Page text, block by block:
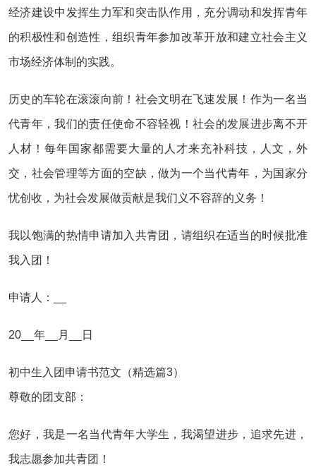
经济建设中发挥生力军和突击队作用，充分调动和发挥青年
的积极性和创造性，组织青年参加改革开放和建立社会主义
市场经济体制的实践。
历史的车轮在滚滚向前！社会文明在飞速发展！作为一名当
代青年，我们的责任使命不容轻视！社会的发展进步离不开
人材！每年国家都需要大量的人才来充补科技，人文，外
交，社会管理等方面的空缺，做为一个当代青年，为国家分
忧创收，为社会发展做贡献是我们义不容辞的义务！
我以饱满的热情申请加入共青团，请组织在适当的时候批准
我入团！
申请人：__
20__年__月__日
初中生入团申请书范文（精选篇3）
尊敬的团支部：
您好，我是一名当代青年大学生，我渴望进步，追求先进，
我志愿参加共青团！